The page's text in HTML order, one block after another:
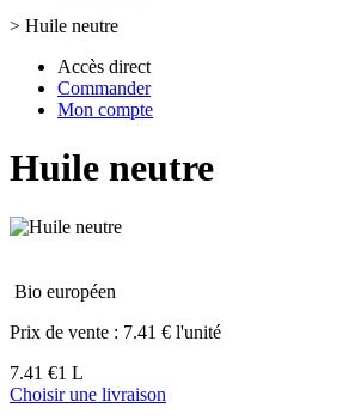
> Huile neutre
Accès direct
Commander
Mon compte
Huile neutre
Bio européen
Prix de vente : 7.41 € l'unité
7.41 €1 L
Choisir une livraison